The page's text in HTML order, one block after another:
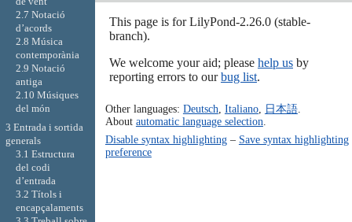
This page is for LilyPond-2.26.0 (stable-
branch).
We welcome your aid; please help usby
reporting errors to ourbug list.
Other languages: Deutsch, Italiano, 日本語.
About automatic language selection.
Disable syntax highlighting– Save syntax highlighting
preference
2.7 Notació
d’acords
2.8 Música
contemporània
2.9 Notació
antiga
2.10 Músiques
del món
3 Entrada i sortida
generals
3.1 Estructura
del codi
d’entrada
3.2 Títols i
encapçalaments